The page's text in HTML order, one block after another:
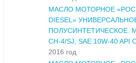
МАСЛО МОТОРНОЕ
DIESEL»
ПОЛУСИНТЕТИЧЕСКОЕ.
CH-4/SJ, SAE 10W-40 API
2016 год